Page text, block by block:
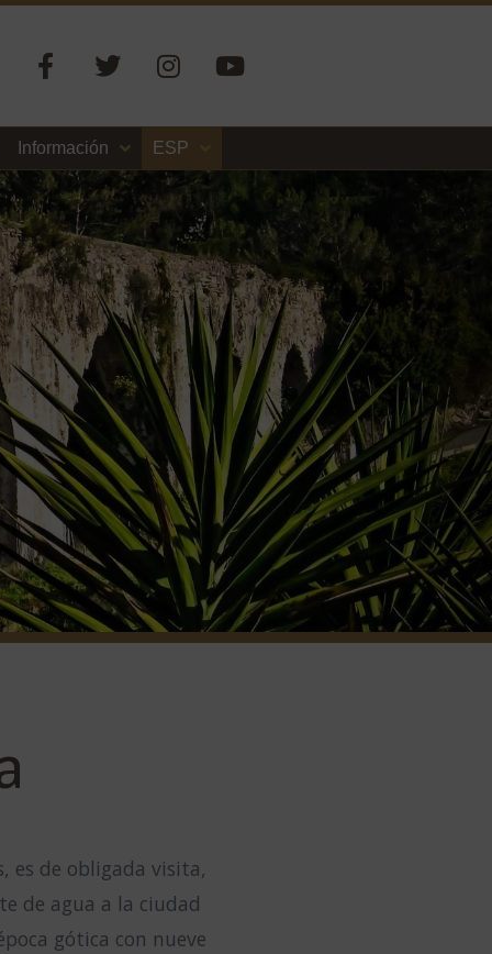
Información ESP
es de obligada visita,
de agua a la ciudad
gótica con nueve